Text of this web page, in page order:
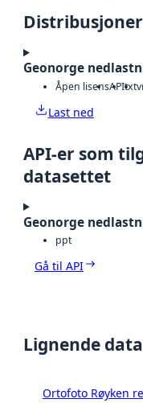
Distribusjoner
Geonorge
Åpen lisensAPItxt
Last ned
API-er som
datasettet
Geonorge
ppt
Gå til API
Lignende
Ortofoto Røyken